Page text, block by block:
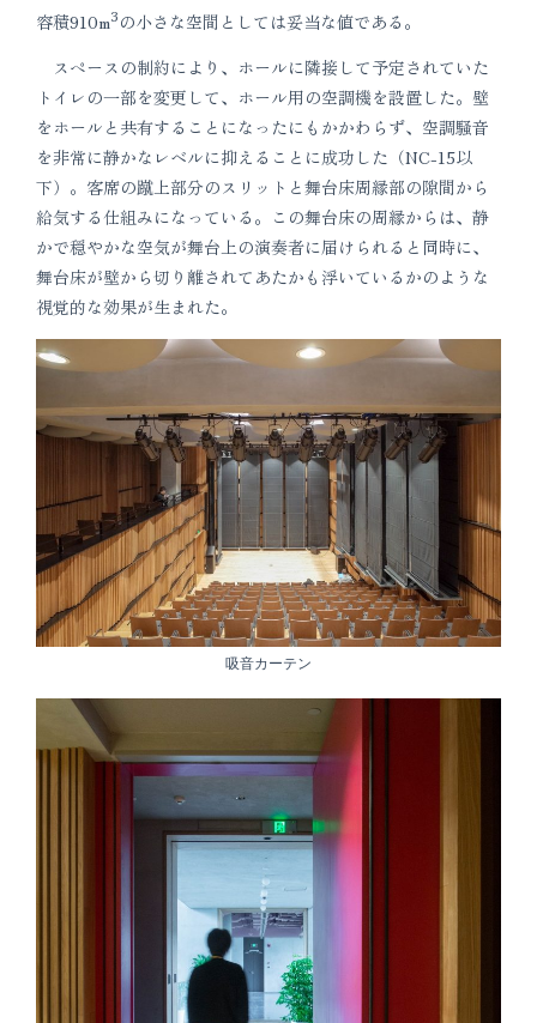
容積910m3の小さな空間としては妥当な値である。
スペースの制約により、ホールに隣接して予定されていた
トイレの一部を変更して、ホール用の空調機を設置した。壁
をホールと共有することになったにもかかわらず、空調騒音
を非常に静かなレベルに抑えることに成功した（NC-15以
下）。客席の蹴上部分のスリットと舞台床周縁部の隙間から
給気する仕組みになっている。この舞台床の周縁からは、静
かで穏やかな空気が舞台上の演奏者に届けられると同時に、
舞台床が壁から切り離されてあたかも浮いているかのような
視覚的な効果が生まれた。
吸音カーテン